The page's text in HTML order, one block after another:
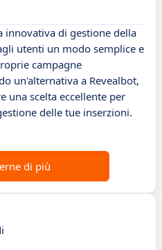
innovativa di gestione della
utenti un modo semplice e
campagne
un'alternativa a Revealbot,
una scelta eccellente per
delle tue inserzioni.
di più